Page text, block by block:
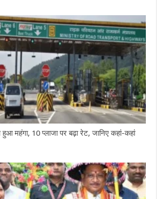
महंगा, 10 प्लाजा पर बढ़ा रेट, जानिए कहां-कहां